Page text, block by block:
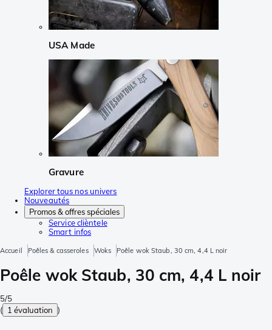
USA Made
Gravure
Explorer tous nos univers
Nouveautés
Promos & offres spéciales
Service clièntele
Smart infos
Accueil Poêles & casseroles Woks Poêle wok Staub, 30 cm, 4,4 L noir
Poêle wok Staub, 30 cm, 4,4 L noir
5/5
( 1 évaluation )